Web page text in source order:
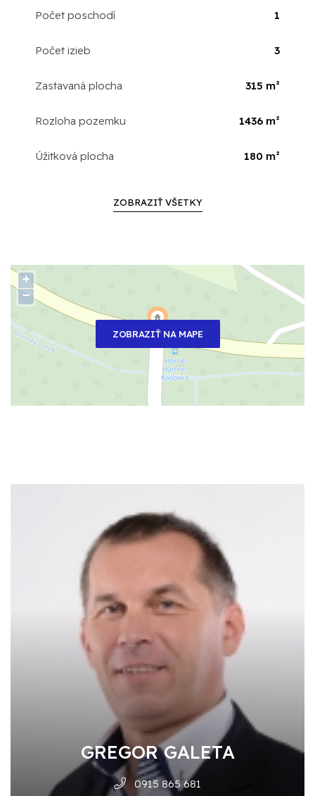
Počet poschodí 1
Počet izieb 3
Zastavaná plocha 315 m²
Rozloha pozemku 1436 m²
Úžitková plocha 180 m²
ZOBRAZIŤ VŠETKY
ZOBRAZIŤ NA MAPE
+
−
GREGOR GALETA
0915 865 681